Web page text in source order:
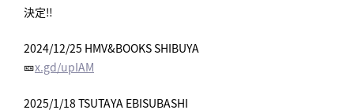
決定‼️
2024/12/25 HMV&BOOKS SHIBUYA
🎫x.gd/upIAM
2025/1/18 TSUTAYA EBISUBASHI